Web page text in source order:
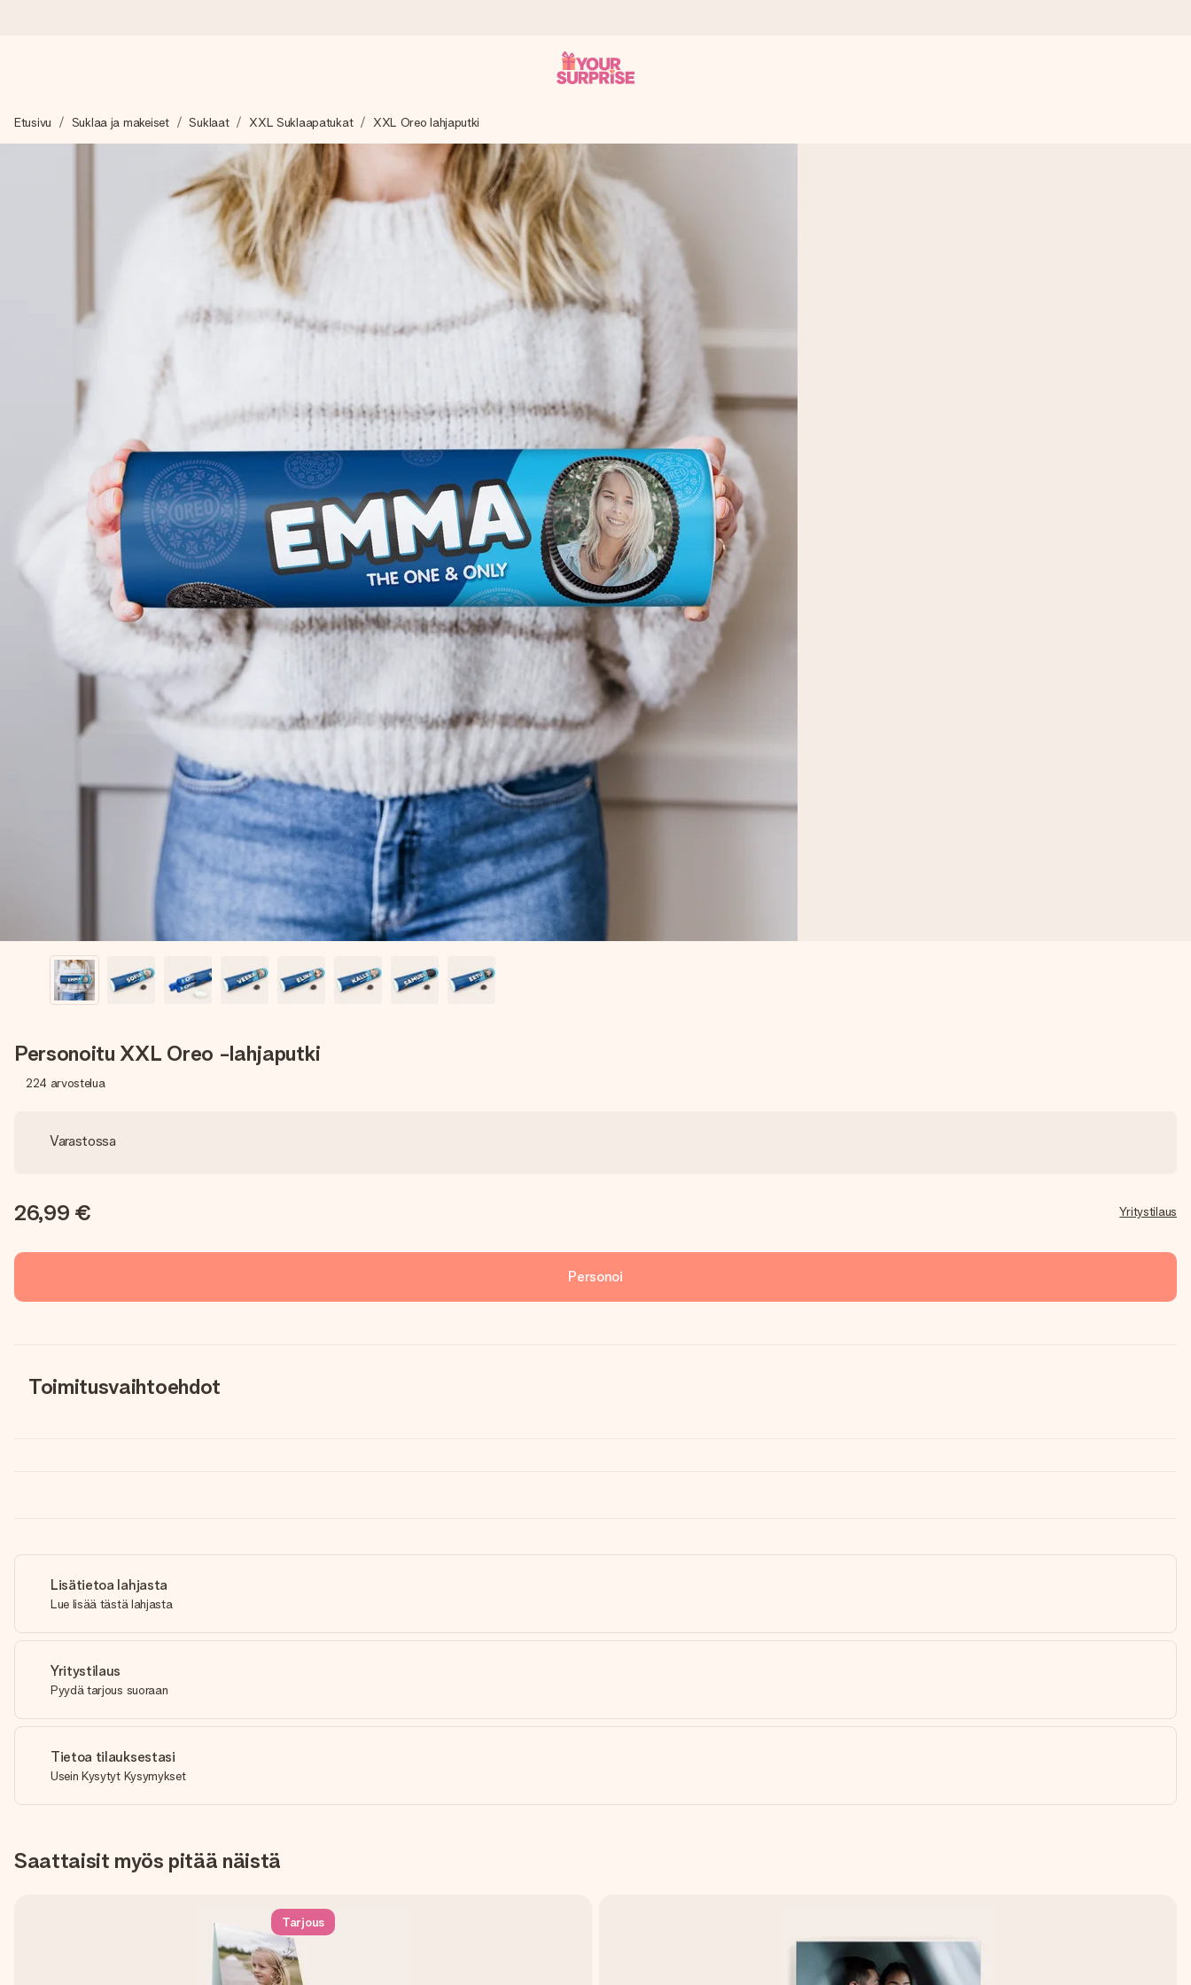
Valmistamme lahjasi huolella ja lähetämme sen hetkessä, jotta voit antaa sen juuri oikeaan aikaan, kun sillä on eniten
merkitystä.
4,8 (+15 000 arvostelun perusteella)
Lahjamme inspiroivat. Asiakkaiden arvosana on 4,8 Google Reviewsissä.
Ilmainen tervehdyskortti
Tilaa tänään – personoitu lahja valmistuu ja lähtee matkaan nopeammin kuin ehdit sanoa “yllätys!”
Etusivu Suklaa ja makeiset Suklaat XXL Suklaapatukat XXL Oreo lahjaputki
Personoitu XXL Oreo -lahjaputki
224 arvostelua
Varastossa
26,99 € Yritystilaus
Personoi
Toimitusvaihtoehdot
Lisätietoa lahjasta
Lue lisää tästä lahjasta
Yritystilaus
Pyydä tarjous suoraan
Tietoa tilauksestasi
Usein Kysytyt Kysymykset
Saattaisit myös pitää näistä
Tarjous